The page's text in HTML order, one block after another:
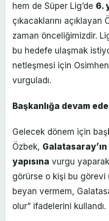
hem de Süper Lig’de 6.
çıkacaklarını açıklayan
zaman önceliğimizdir.
bu hedefe ulaşmak
netleşmesi için
vurguladı.
Başkanlığa devam
Gelecek dönem için
Özbek,
yapısına vurgu
görürse o kişi bu görevi
beyan vermem,
olur” ifadelerini kullandı.